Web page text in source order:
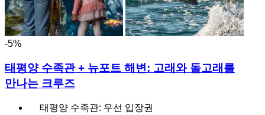
-5%
태평양 수족관 + 뉴포트 해변: 고래와 돌고래를
만나는 크루즈
태평양 수족관: 우선 입장권